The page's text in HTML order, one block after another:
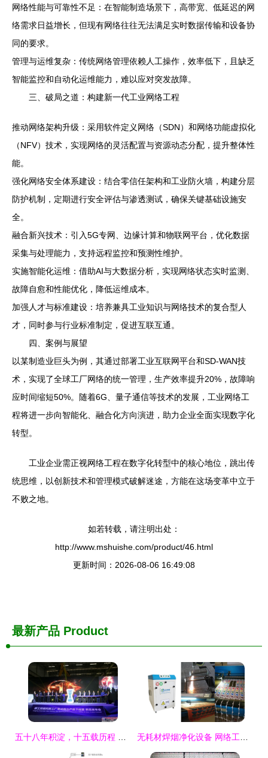
网络性能与可靠性不足：在智能制造场景下，高带宽、低延迟的网
络需求日益增长，但现有网络往往无法满足实时数据传输和设备协
同的要求。
管理与运维复杂：传统网络管理依赖人工操作，效率低下，且缺乏
智能监控和自动化运维能力，难以应对突发故障。
三、破局之道：构建新一代工业网络工程
推动网络架构升级：采用软件定义网络（SDN）和网络功能虚拟化
（NFV）技术，实现网络的灵活配置与资源动态分配，提升整体性
能。
强化网络安全体系建设：结合零信任架构和工业防火墙，构建分层
防护机制，定期进行安全评估与渗透测试，确保关键基础设施安
全。
融合新兴技术：引入5G专网、边缘计算和物联网平台，优化数据
采集与处理能力，支持远程监控和预测性维护。
实施智能化运维：借助AI与大数据分析，实现网络状态实时监测、
故障自愈和性能优化，降低运维成本。
加强人才与标准建设：培养兼具工业知识与网络技术的复合型人
才，同时参与行业标准制定，促进互联互通。
四、案例与展望
以某制造业巨头为例，其通过部署工业互联网平台和SD-WAN技
术，实现了全球工厂网络的统一管理，生产效率提升20%，故障响
应时间缩短50%。随着6G、量子通信等技术的发展，工业网络工
程将进一步向智能化、融合化方向演进，助力企业全面实现数字化
转型。
工业企业需正视网络工程在数字化转型中的核心地位，跳出传
统思维，以创新技术和管理模式破解迷途，方能在这场变革中立于
不败之地。
如若转载，请注明出处：
http://www.mshuishe.com/product/46.html
更新时间：2026-08-06 16:49:08
最新产品 Product